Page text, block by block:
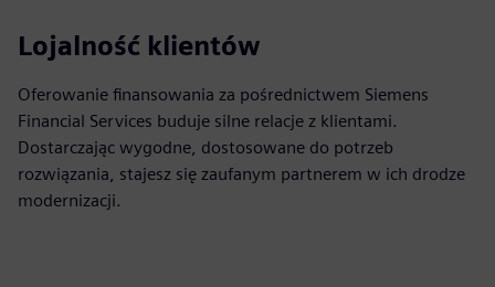
Lojalność klientów
Oferowanie finansowania za pośrednictwem Siemens
Financial Services buduje silne relacje z klientami.
Dostarczając wygodne, dostosowane do potrzeb
rozwiązania, stajesz się zaufanym partnerem w ich drodze
modernizacji.